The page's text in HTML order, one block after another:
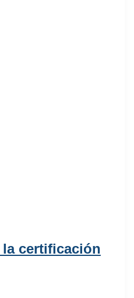
certificación